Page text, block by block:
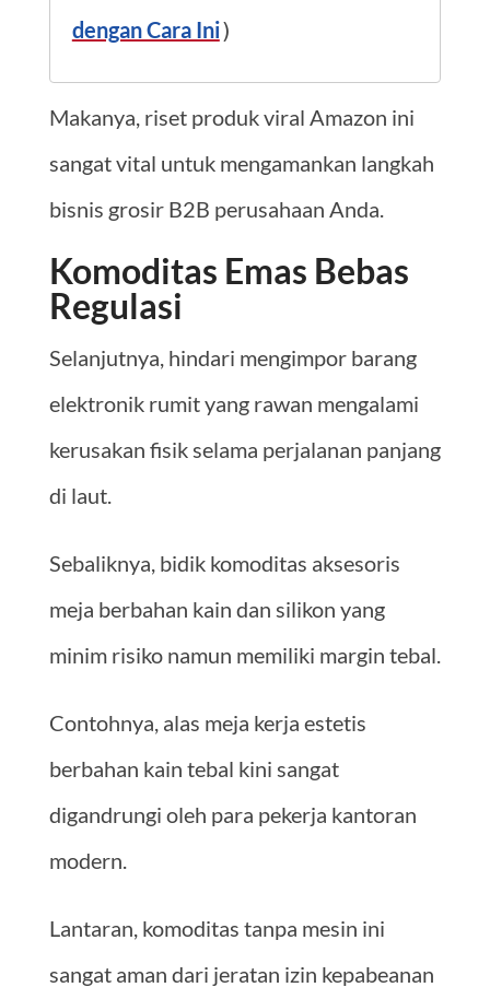
dengan Cara Ini)
Makanya, riset produk viral Amazon ini
sangat vital untuk mengamankan langkah
bisnis grosir B2B perusahaan Anda.
Komoditas Emas Bebas
Regulasi
Selanjutnya, hindari mengimpor barang
elektronik rumit yang rawan mengalami
kerusakan fisik selama perjalanan panjang
di laut.
Sebaliknya, bidik komoditas aksesoris
meja berbahan kain dan silikon yang
minim risiko namun memiliki margin tebal.
Contohnya, alas meja kerja estetis
berbahan kain tebal kini sangat
digandrungi oleh para pekerja kantoran
modern.
Lantaran, komoditas tanpa mesin ini
sangat aman dari jeratan izin kepabeanan